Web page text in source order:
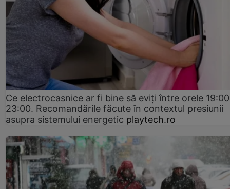
Ce electrocasnice ar fi bine să eviți între orele
23:00. Recomandările făcute în contextul presiunii
asupra sistemului energetic playtech.ro